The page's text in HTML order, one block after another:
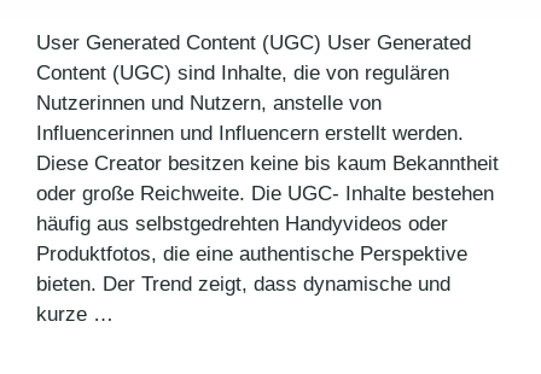
User Generated Content (UGC) User Generated
Content (UGC) sind Inhalte, die von regulären
Nutzerinnen und Nutzern, anstelle von
Influencerinnen und Influencern erstellt werden.
Diese Creator besitzen keine bis kaum Bekanntheit
oder große Reichweite. Die UGC- Inhalte bestehen
häufig aus selbstgedrehten Handyvideos oder
Produktfotos, die eine authentische Perspektive
bieten. Der Trend zeigt, dass dynamische und
kurze …